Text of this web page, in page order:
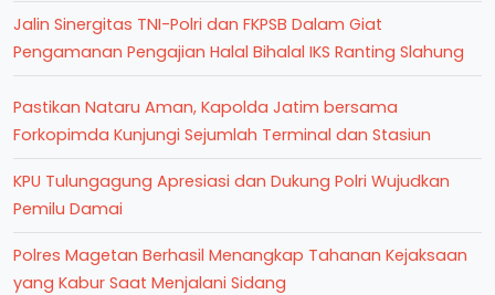
Jalin Sinergitas TNI-Polri dan FKPSB Dalam Giat
Pengamanan Pengajian Halal Bihalal IKS Ranting Slahung
Pastikan Nataru Aman, Kapolda Jatim bersama
Forkopimda Kunjungi Sejumlah Terminal dan Stasiun
KPU Tulungagung Apresiasi dan Dukung Polri Wujudkan
Pemilu Damai
Polres Magetan Berhasil Menangkap Tahanan Kejaksaan
yang Kabur Saat Menjalani Sidang